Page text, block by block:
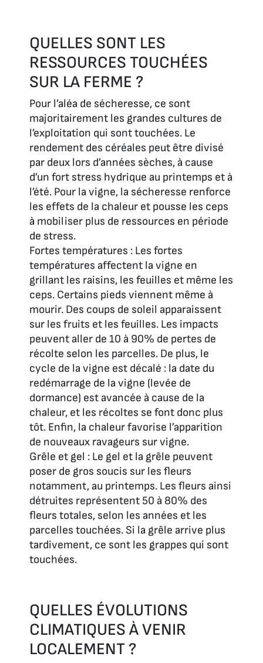
QUELLES SONT LES
RESSOURCES TOUCHÉES
SUR LA FERME ?
Pour l’aléa de sécheresse, ce sont
majoritairement les grandes cultures de
l’exploitation qui sont touchées. Le
rendement des céréales peut être divisé
par deux lors d’années sèches, à cause
d’un fort stress hydrique au printemps et à
l’été. Pour la vigne, la sécheresse renforce
les effets de la chaleur et pousse les ceps
à mobiliser plus de ressources en période
de stress.
Fortes températures : Les fortes
températures affectent la vigne en
grillant les raisins, les feuilles et même les
ceps. Certains pieds viennent même à
mourir. Des coups de soleil apparaissent
sur les fruits et les feuilles. Les impacts
peuvent aller de 10 à 90% de pertes de
récolte selon les parcelles. De plus, le
cycle de la vigne est décalé : la date du
redémarrage de la vigne (levée de
dormance) est avancée à cause de la
chaleur, et les récoltes se font donc plus
tôt. Enfin, la chaleur favorise l’apparition
de nouveaux ravageurs sur vigne.
Grêle et gel : Le gel et la grêle peuvent
poser de gros soucis sur les fleurs
notamment, au printemps. Les fleurs ainsi
détruites représentent 50 à 80% des
fleurs totales, selon les années et les
parcelles touchées. Si la grêle arrive plus
tardivement, ce sont les grappes qui sont
touchées.
QUELLES ÉVOLUTIONS
CLIMATIQUES À VENIR
LOCALEMENT ?